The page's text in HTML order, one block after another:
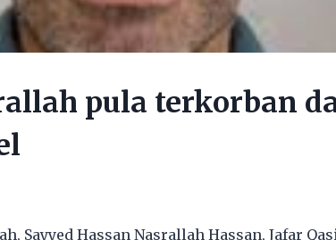
pula terkorban
Sayyed Hassan Nasrallah Hassan, Jafar